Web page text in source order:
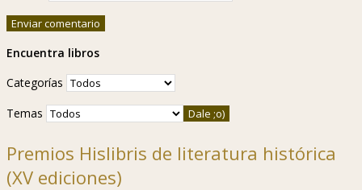
Encuentra libros
Categorías
Temas
Premios Hislibris de literatura histórica
(XV ediciones)